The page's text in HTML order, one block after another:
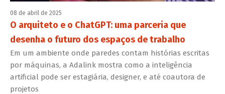
08 de abril de 2025
O arquiteto e o ChatGPT: uma parceria que
desenha o futuro dos espaços de trabalho
Em um ambiente onde paredes contam histórias escritas
por máquinas, a Adalink mostra como a inteligência
artificial pode ser estagiária, designer, e até coautora de
projetos